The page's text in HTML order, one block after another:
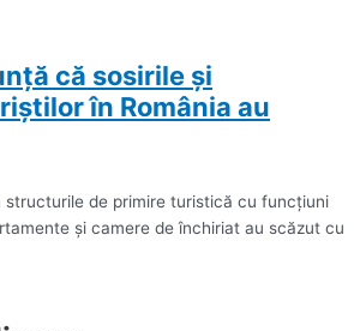
că sosirile şi
în România au
structurile de primire turistică cu funcţiuni
şi camere de închiriat au scăzut cu